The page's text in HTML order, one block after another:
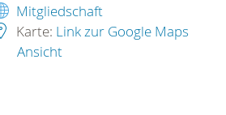
Mitgliedschaft
Karte: Link zur Google Maps
Ansicht